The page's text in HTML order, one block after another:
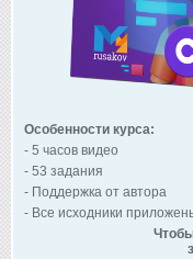
Особенности курса:
- 5 часов видео
- 53 задания
- Поддержка от автора
- Все исходники